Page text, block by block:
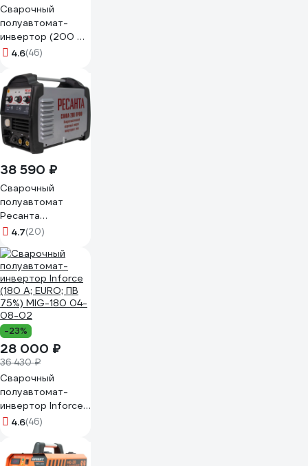
Сварочный
полуавтомат-
инвертор (200 A;
EURO; ПВ 75%)
04-08-03
4.6(46)
38 590 ₽
Сварочный
полуавтомат
Ресанта
САИПА-200ПРОФ
4.7(20)
-23%
28 000 ₽
36 430 ₽
Сварочный
полуавтомат-
инвертор Inforce
(180 A; EURO; ПВ
4.6(46)